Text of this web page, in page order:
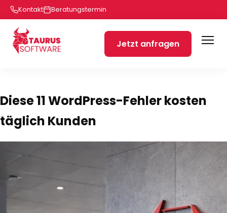
Kontakt Beratungstermin
Jetzt anfragen
Diese 11 WordPress-Fehler kosten
täglich Kunden